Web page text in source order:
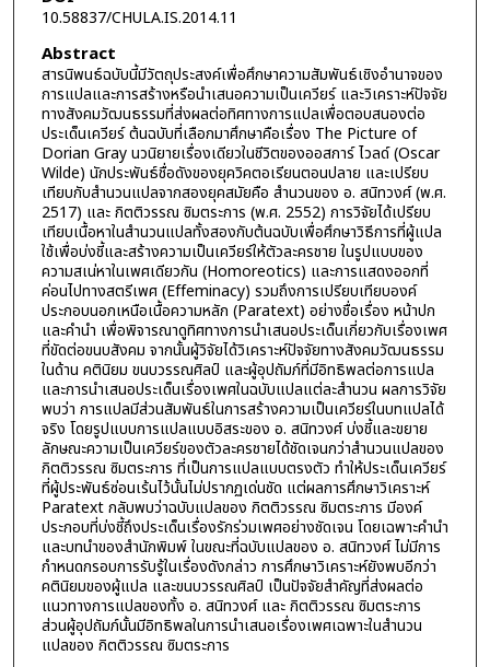
10.58837/CHULA.IS.2014.11
Abstract
สารนิพนธ์ฉบับนี้มีวัตถุประสงค์เพื่อศึกษาความสัมพันธ์เชิงอำนาจของ
การแปลและการสร้างหรือนำเสนอความเป็นเควียร์ และวิเคราะห์ปัจจัย
ทางสังคมวัฒนธรรมที่ส่งผลต่อทิศทางการแปลเพื่อตอบสนองต่อ
ประเด็นเควียร์ ต้นฉบับที่เลือกมาศึกษาคือเรื่อง The Picture of
Dorian Gray นวนิยายเรื่องเดียวในชีวิตของออสการ์ ไวลด์ (Oscar
Wilde) นักประพันธ์ชื่อดังของยุควิคตอเรียนตอนปลาย และเปรียบ
เทียบกับสำนวนแปลจากสองยุคสมัยคือ สำนวนของ อ. สนิทวงศ์ (พ.ศ.
2517) และ กิตติวรรณ ซิมตระการ (พ.ศ. 2552) การวิจัยได้เปรียบ
เทียบเนื้อหาในสำนวนแปลทั้งสองกับต้นฉบับเพื่อศึกษาวิธีการที่ผู้แปล
ใช้เพื่อบ่งชี้และสร้างความเป็นเควียร์ให้ตัวละครชาย ในรูปแบบของ
ความสเน่หาในเพศเดียวกัน (Homoreotics) และการแสดงออกที่
ค่อนไปทางสตรีเพศ (Effeminacy) รวมถึงการเปรียบเทียบองค์
ประกอบนอกเหนือเนื้อความหลัก (Paratext) อย่างชื่อเรื่อง หน้าปก
และคำนำ เพื่อพิจารณาดูทิศทางการนำเสนอประเด็นเกี่ยวกับเรื่องเพศ
ที่ขัดต่อขนบสังคม จากนั้นผู้วิจัยได้วิเคราะห์ปัจจัยทางสังคมวัฒนธรรม
ในด้าน คตินิยม ขนบวรรณศิลป์ และผู้อุปถัมภ์ที่มีอิทธิพลต่อการแปล
และการนำเสนอประเด็นเรื่องเพศในฉบับแปลแต่ละสำนวน ผลการวิจัย
พบว่า การแปลมีส่วนสัมพันธ์ในการสร้างความเป็นเควียร์ในบทแปลได้
จริง โดยรูปแบบการแปลแบบอิสระของ อ. สนิทวงศ์ บ่งชี้และขยาย
ลักษณะความเป็นเควียร์ของตัวละครชายได้ชัดเจนกว่าสำนวนแปลของ
กิตติวรรณ ซิมตระการ ที่เป็นการแปลแบบตรงตัว ทำให้ประเด็นเควียร์
ที่ผู้ประพันธ์ซ่อนเร้นไว้นั้นไม่ปรากฏเด่นชัด แต่ผลการศึกษาวิเคราะห์
Paratext กลับพบว่าฉบับแปลของ กิตติวรรณ ซิมตระการ มีองค์
ประกอบที่บ่งชี้ถึงประเด็นเรื่องรักร่วมเพศอย่างชัดเจน โดยเฉพาะคำนำ
และบทนำของสำนักพิมพ์ ในขณะที่ฉบับแปลของ อ. สนิทวงศ์ ไม่มีการ
กำหนดกรอบการรับรู้ในเรื่องดังกล่าว การศึกษาวิเคราะห์ยังพบอีกว่า
คตินิยมของผู้แปล และขนบวรรณศิลป์ เป็นปัจจัยสำคัญที่ส่งผลต่อ
แนวทางการแปลของทั้ง อ. สนิทวงศ์ และ กิตติวรรณ ซิมตระการ
ส่วนผู้อุปถัมภ์นั้นมีอิทธิพลในการนำเสนอเรื่องเพศเฉพาะในสำนวน
แปลของ กิตติวรรณ ซิมตระการ